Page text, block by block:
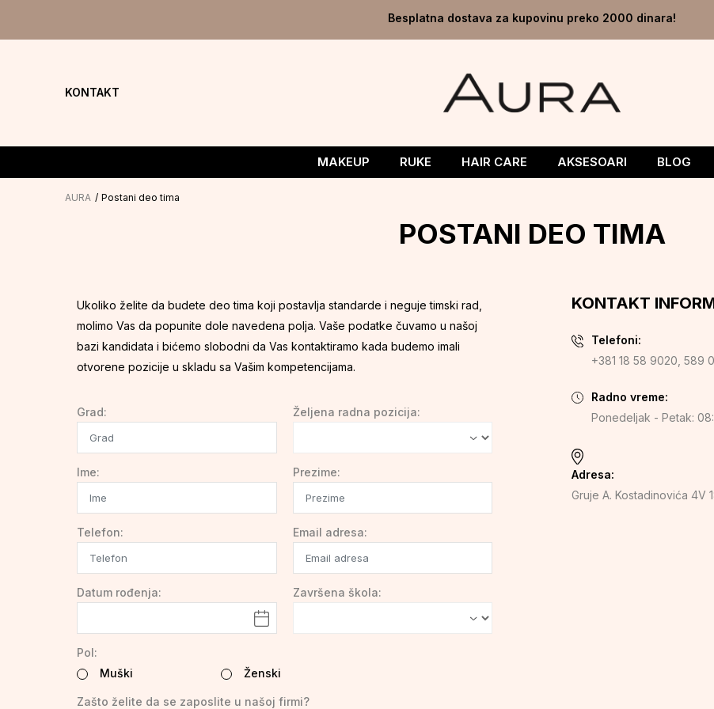
Besplatna dostava za kupovinu preko 2000 dinara!
KONTAKT
MAKEUP RUKE HAIR CARE AKSESOARI BLOG
AURA Postani deo tima
POSTANI DEO TIMA
Ukoliko želite da budete deo tima koji postavlja standarde i neguje timski rad,
molimo Vas da popunite dole navedena polja. Vaše podatke čuvamo u našoj
bazi kandidata i bićemo slobodni da Vas kontaktiramo kada budemo imali
otvorene pozicije u skladu sa Vašim kompetencijama.
Grad: Željena radna pozicija:
Ime: Prezime:
Telefon: Email adresa:
Datum rođenja: Završena škola:
Pol:
Muški
Ženski
Zašto želite da se zaposlite u našoj firmi?
KONTAKT
Telefoni:
+381 18 58 9020, 589
Radno vreme:
Ponedeljak - Petak:
Adresa:
Gruje A. Kostadinovića 4V